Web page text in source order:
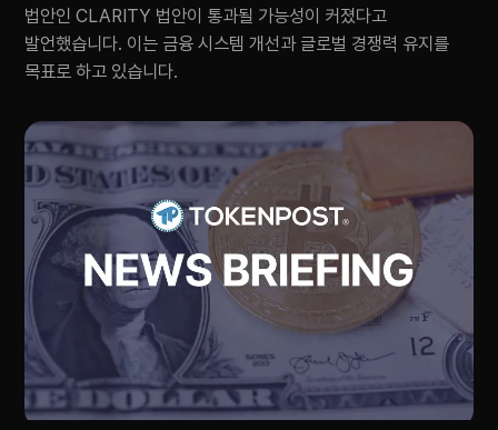
법안인 CLARITY 법안이 통과될 가능성이 커졌다고
발언했습니다. 이는 금융 시스템 개선과 글로벌 경쟁력 유지를
목표로 하고 있습니다.